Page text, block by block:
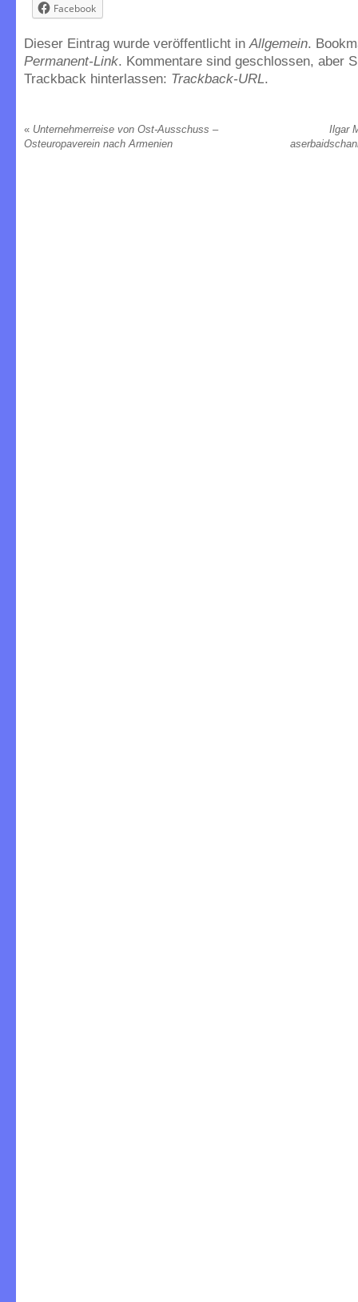
Facebook
Dieser Eintrag wurde veröffentlicht inAllgemein.
Permanent-Link. Kommentare sind geschlossen, aber
Trackback hinterlassen: Trackback-URL.
« Unternehmerreise von Ost-Ausschuss –
Osteuropaverein nach Armenien
Ilgar